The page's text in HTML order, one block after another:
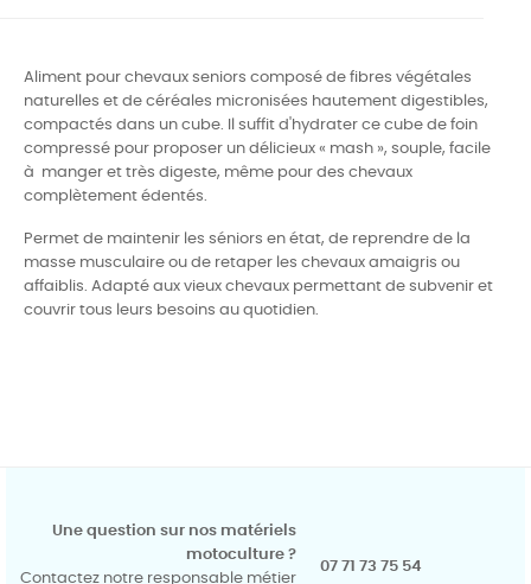
Aliment pour chevaux seniors composé de fibres végétales
naturelles et de céréales micronisées hautement digestibles,
compactés dans un cube. Il suffit d'hydrater ce cube de foin
compressé pour proposer un délicieux « mash », souple, facile
à manger et très digeste, même pour des chevaux
complètement édentés.
Permet de maintenir les séniors en état, de reprendre de la
masse musculaire ou de retaper les chevaux amaigris ou
affaiblis. Adapté aux vieux chevaux permettant de subvenir et
couvrir tous leurs besoins au quotidien.
Une question sur nos matériels
motoculture ?
Contactez notre responsable métier
07 71 73 75 54